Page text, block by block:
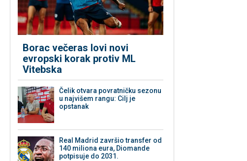
Borac večeras lovi novi
evropski korak protiv ML
Vitebska
Čelik otvara povratničku sezonu
u najvišem rangu: Cilj je
opstanak
Real Madrid završio transfer od
140 miliona eura, Diomande
potpisuje do 2031.